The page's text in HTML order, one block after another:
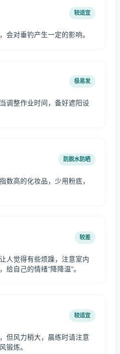
较适宜
会对垂钓产生一定的影响。
极易发
调整作业时间，备好遮阳设
防脱水防晒
数高的化妆品，少用粉底，
较差
人觉得有些烦躁，注意室内
给自己的情绪“降降温”。
较适宜
但风力稍大，晨练时请注意
锻炼。